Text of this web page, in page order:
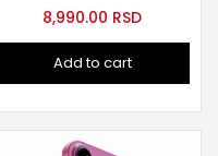
8,990.00 RSD
Add to cart